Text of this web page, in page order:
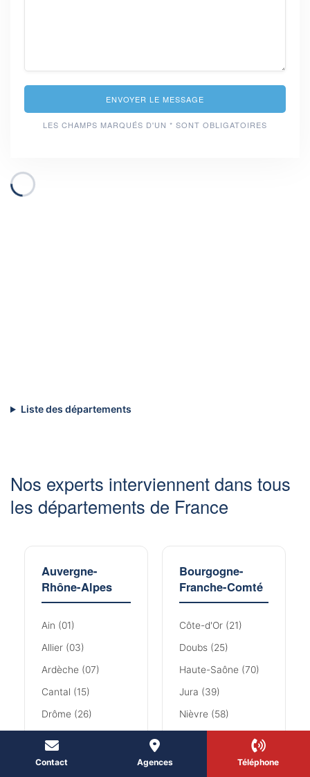
ENVOYER LE MESSAGE
LES CHAMPS MARQUÉS D'UN * SONT OBLIGATOIRES
Liste des départements
Nos experts interviennent dans tous
les départements de France
Auvergne-
Rhône-Alpes
Ain (01)
Allier (03)
Ardèche (07)
Cantal (15)
Drôme (26)
Haute-Savoie (74)
Bourgogne-
Franche-Comté
Côte-d'Or (21)
Doubs (25)
Haute-Saône (70)
Jura (39)
Nièvre (58)
Saône-et-Loire (71)
Territoire de Belfort
Contact Agences Téléphone